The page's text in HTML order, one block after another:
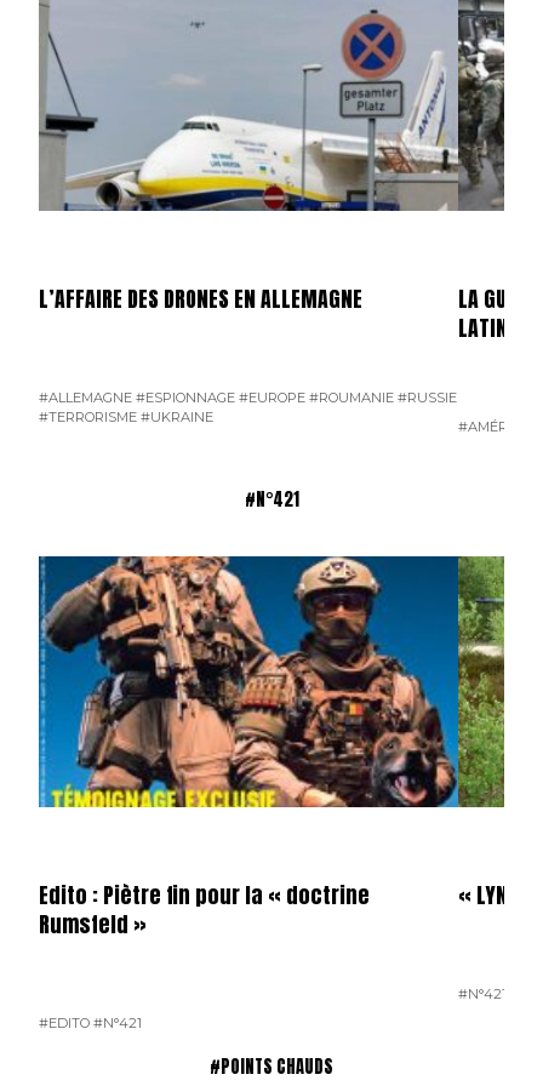
L’AFFAIRE DES DRONES EN ALLEMAGNE
#ALLEMAGNE #ESPIONNAGE #EUROPE #ROUMANIE #RUSSIE
#TERRORISME #UKRAINE
LA
LATINE
#N°421
Edito : Piètre fin pour la « doctrine
Rumsfeld »
#EDITO #N°421
« LYNX
#N°421
#POINTS CHAUDS